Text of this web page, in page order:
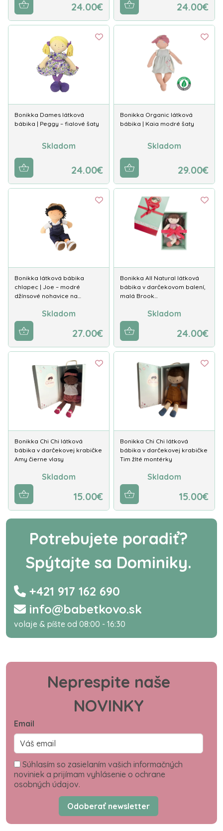
24.00€ 24.00€
Bonikka Dames látková
bábika | Peggy – fialové šaty
Skladom
24.00€
Bonikka Organic látková
bábika | Kaia modré šaty
Skladom
29.00€
Bonikka látková bábika
chlapec | Joe – modré
džínsové nohavice na…
Skladom
27.00€
Bonikka All Natural látková
bábika v darčekovom balení,
malá Brook…
Skladom
24.00€
Bonikka Chi Chi látková
bábika v darčekovej krabičke
Amy čierne vlasy
Skladom
15.00€
Bonikka Chi Chi látková
bábika v darčekovej krabičke
Tim žlté montérky
Skladom
15.00€
Potrebujete poradiť?
Spýtajte sa Dominiky.
+421 917 162 690
info@babetkovo.sk
volaje & píšte od 08:00 - 16:30
Neprespite naše
NOVINKY
Email
Súhlasím so zasielaním vašich informačných
noviniek a prijímam vyhlásenie o ochrane
osobných údajov.
Odoberať newsletter